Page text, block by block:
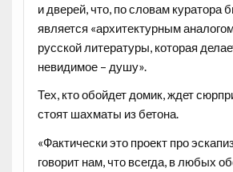
и дверей, что, по словам куратора
является «архитектурным
русской литературы, которая
невидимое – душу».
Тех, кто обойдет домик, ждет
стоят шахматы из бетона.
«Фактически это проект про
говорит нам, что всегда, в любых